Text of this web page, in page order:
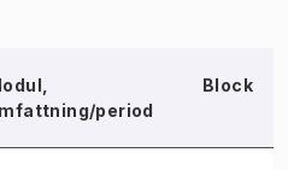
period
Block